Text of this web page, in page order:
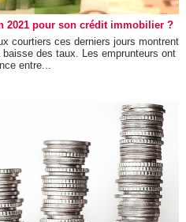
2021 pour son crédit immobilier ?
courtiers ces derniers jours montrent
des taux. Les emprunteurs ont
entre...